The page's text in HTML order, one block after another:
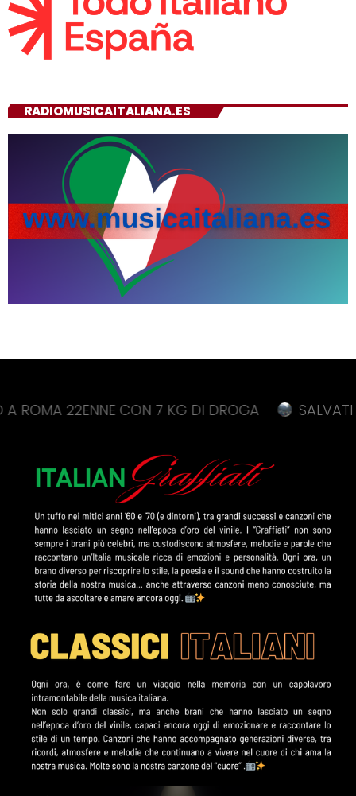
RADIOMUSICAITALIANA.ES
CON 7 KG DI DROGA SALVATI 18